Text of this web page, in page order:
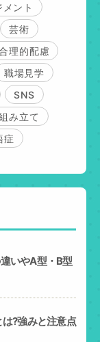
ント
芸術
理的配慮
職場見学
SNS
み立て
症
いやA型・B型
?強みと注意点